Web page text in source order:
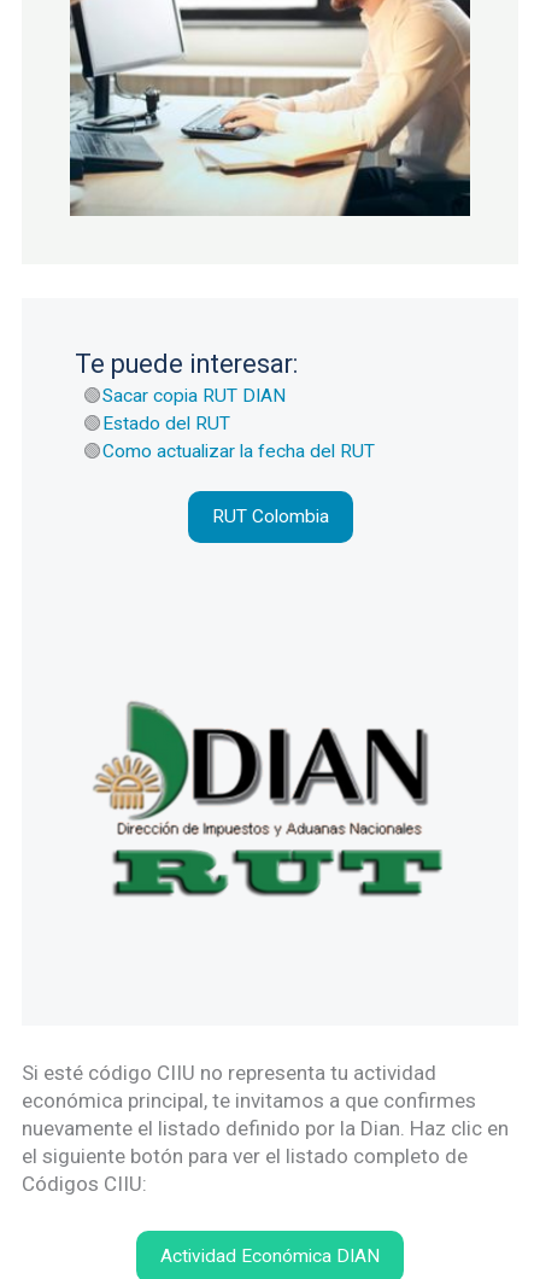
Te puede interesar:
Sacar copia RUT DIAN
Estado del RUT
Como actualizar la fecha del RUT
RUT Colombia
Si esté código CIIU no representa tu actividad
económica principal, te invitamos a que confirmes
nuevamente el listado definido por la Dian. Haz clic en
el siguiente botón para ver el listado completo de
Códigos CIIU:
Actividad Económica DIAN